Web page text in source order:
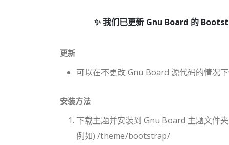
我们已更新 Gnu Board 的
更新
可以在不更改 Gnu Board 源代码的情况
安装方法
下载主题并安装到 Gnu Board 主题文件夹
例如) /theme/bootstrap/